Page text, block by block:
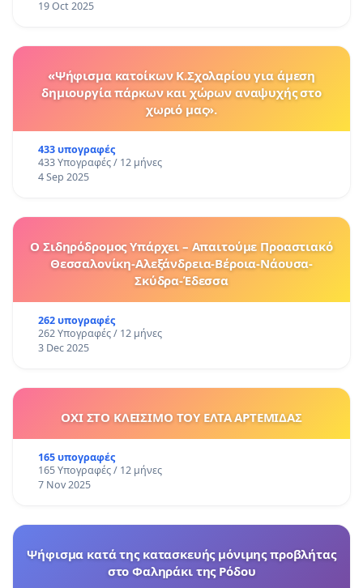
19 Oct 2025
«Ψήφισμα κατοίκων Κ.Σχολαρίου για άμεση
δημιουργία πάρκων και χώρων αναψυχής στο
χωριό μας».
433 υπογραφές
433 Υπογραφές / 12 μήνες
4 Sep 2025
Ο Σιδηρόδρομος Υπάρχει – Απαιτούμε Προαστιακό
Θεσσαλονίκη-Αλεξάνδρεια-Βέροια-Νάουσα-
Σκύδρα-Έδεσσα
262 υπογραφές
262 Υπογραφές / 12 μήνες
3 Dec 2025
ΟΧΙ ΣΤΟ ΚΛΕΙΣΙΜΟ ΤΟΥ ΕΛΤΑ ΑΡΤΕΜΙΔΑΣ
165 υπογραφές
165 Υπογραφές / 12 μήνες
7 Nov 2025
Ψήφισμα κατά της κατασκευής μόνιμης προβλήτας
στο Φαληράκι της Ρόδου